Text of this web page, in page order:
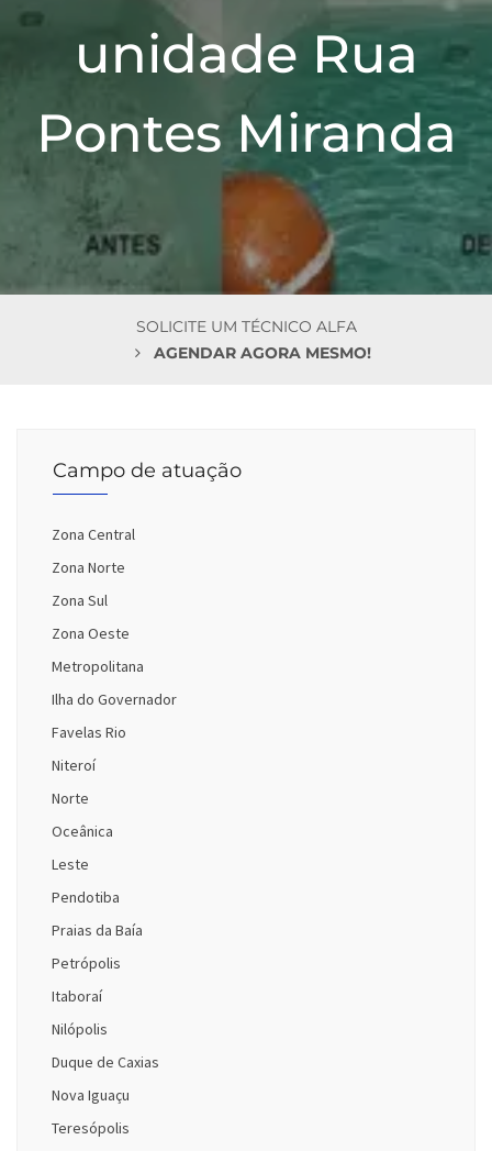
unidade Rua
Pontes Miranda
SOLICITE UM TÉCNICO ALFA
AGENDAR AGORA MESMO!
Campo de atuação
Zona Central
Zona Norte
Zona Sul
Zona Oeste
Metropolitana
Ilha do Governador
Favelas Rio
Niteroí
Norte
Oceânica
Leste
Pendotiba
Praias da Baía
Petrópolis
Itaboraí
Nilópolis
Duque de Caxias
Nova Iguaçu
Teresópolis